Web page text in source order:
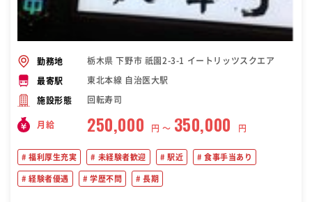
勤務地 栃木県 下野市 祇園2-3-1 イートリッツスクエア
最寄駅 東北本線 自治医大駅
施設形態 回転寿司
月給 250,000 円 〜 350,000 円
福利厚生充実 未経験者歓迎 駅近 食事手当あり
経験者優遇 学歴不問 長期